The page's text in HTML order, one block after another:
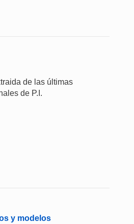
de las últimas
de P.I.
y modelos